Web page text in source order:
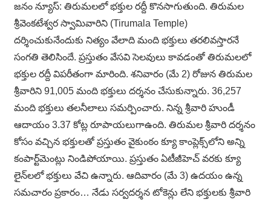
జనం న్యూస్: తిరుమలలో భక్తుల రద్దీ కొనసాగుతుంది. తిరుమల
శ్రీవెంకటేశ్వర స్వామివారిని (Tirumala Temple)
దర్శించుకునేందుకు నిత్యం వేలాది మంది భక్తులు తరలివస్తారనే
సంగతి తెలిసిందే. ప్రస్తుతం వేసవి సెలవులు కావడంతో తిరుమలలో
భక్తుల రద్దీ విపరీతంగా మారింది. శనివారం (మే 2) రోజున తిరుమల
శ్రీవారిని 91,005 మంది భక్తులు దర్శనం చేసుకున్నారు. 36,257
మంది భక్తులు తలనీలాలు సమర్పించారు. నిన్న శ్రీవారి హుండీ
ఆదాయం 3.37 కోట్ల రూపాయలుగాఉంది. తిరుమల శ్రీవారి దర్శనం
కోసం వచ్చిన భక్తులతో ప్రస్తుతం వైకుంఠం క్యూ కాంప్లెక్స్‌లోని అన్ని
కంపార్ట్‌మెంట్లు నిండిపోయాయి. ప్రస్తుతం ఏటీజీహెచ్ వరకు క్యూ
లైన్‌లలో భక్తులు వేచి ఉన్నారు. ఆదివారం (మే 3) ఉదయం ఉన్న
సమచారం ప్రకారం… నేడు సర్వదర్శన టోకెన్లు లేని భక్తులకు శ్రీవారి